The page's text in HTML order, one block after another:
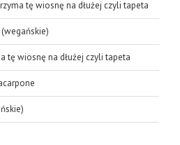
tę wiosnę na dłużej czyli tapeta
tę wiosnę na dłużej czyli tapeta